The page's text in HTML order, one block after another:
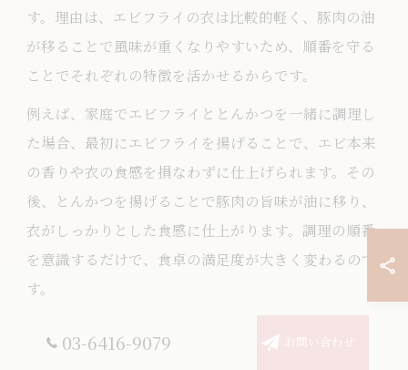
す。理由は、エビフライの衣は比較的軽く、豚肉の油
が移ることで風味が重くなりやすいため、順番を守る
ことでそれぞれの特徴を活かせるからです。
例えば、家庭でエビフライととんかつを一緒に調理し
た場合、最初にエビフライを揚げることで、エビ本来
の香りや衣の食感を損なわずに仕上げられます。その
後、とんかつを揚げることで豚肉の旨味が油に移り、
衣がしっかりとした食感に仕上がります。調理の順番
を意識するだけで、食卓の満足度が大きく変わるので
す。
揚げる順番で変わるとんかつの食感と風味
03-6416-9079 お問い合わせ